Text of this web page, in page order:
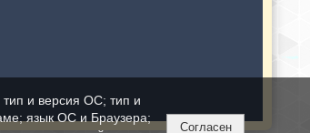
тип и версия ОС; тип и
язык ОС и Браузера;
Согласен